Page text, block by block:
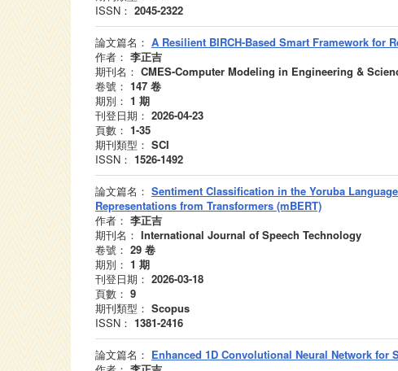
ISSN： 2045-2322
論文篇名： A Resilient BIRCH-Based Smart Framework for
作者： 李正吉
期刊名： CMES-Computer Modeling in Engineering &
卷號： 147 卷
期別： 1 期
刊登日期： 2026-04-23
頁數： 1-35
期刊類型： SCI
ISSN： 1526-1492
論文篇名： Sentiment Classification in the Yoruba
Representations from Transformers (mBERT)
作者： 李正吉
期刊名： International Journal of Speech Technology
卷號： 29 卷
期別： 1 期
刊登日期： 2026-03-18
頁數： 9
期刊類型： Scopus
ISSN： 1381-2416
論文篇名： Enhanced 1D Convolutional Neural Network for